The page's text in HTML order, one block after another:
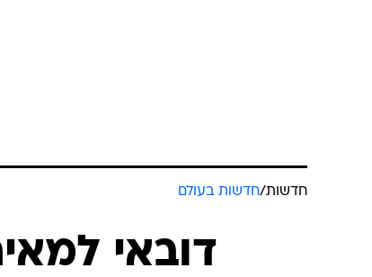
חדשות/חדשות בעולם
דובאי